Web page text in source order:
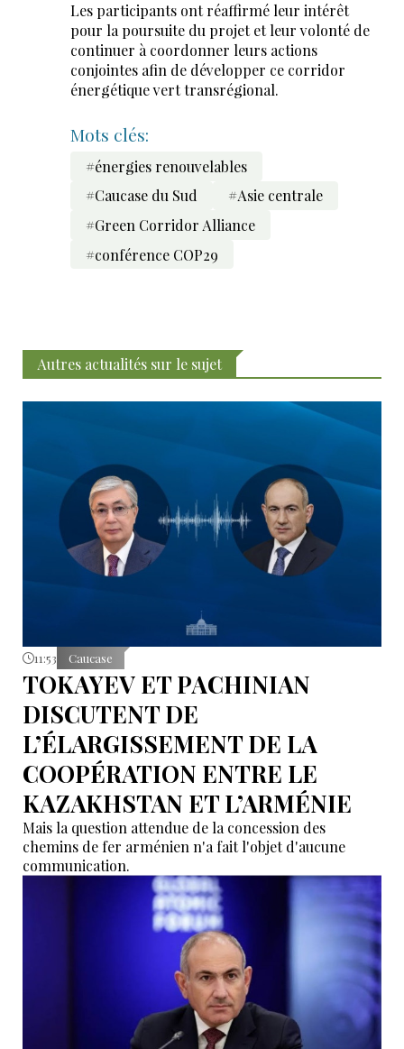
Les participants ont réaffirmé leur intérêt
pour la poursuite du projet et leur volonté de
continuer à coordonner leurs actions
conjointes afin de développer ce corridor
énergétique vert transrégional.
Mots clés:
#énergies renouvelables
#Caucase du Sud
#Asie centrale
#Green Corridor Alliance
#conférence COP29
Autres actualités sur le sujet
11:53 Caucase
TOKAYEV ET PACHINIAN
DISCUTENT DE
L’ÉLARGISSEMENT DE LA
COOPÉRATION ENTRE LE
KAZAKHSTAN ET L’ARMÉNIE
Mais la question attendue de la concession des
chemins de fer arménien n'a fait l'objet d'aucune
communication.